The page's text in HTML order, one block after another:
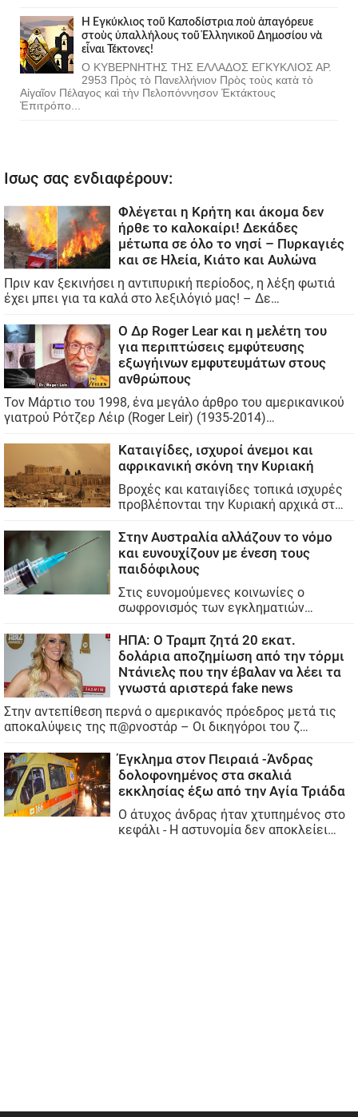
Ἡ Ἐγκύκλιος τοῦ Καποδίστρια ποὺ ἀπαγόρευε
στοὺς ὑπαλλήλους τοῦ Ἑλληνικοῦ Δημοσίου νὰ
εἶναι Τέκτονες!
Ο ΚΥΒΕΡΝΗΤΗΣ ΤΗΣ ΕΛΛΑΔΟΣ ΕΓΚΥΚΛΙΟΣ ΑΡ.
2953 Πρὸς τὸ Πανελλήνιον Πρὸς τοὺς κατὰ τὸ
Αἰγαῖον Πέλαγος καὶ τὴν Πελοπόννησον Ἐκτάκτους
Ἐπιτρόπο...